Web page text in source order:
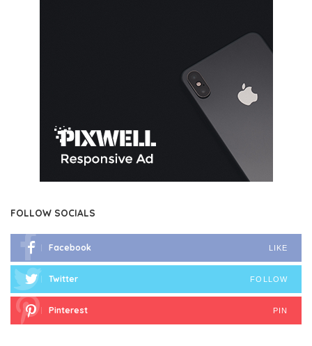
FOLLOW SOCIALS
Facebook LIKE
Twitter FOLLOW
Pinterest PIN